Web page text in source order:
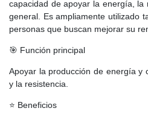
capacidad de apoyar la energía, la
general. Es ampliamente utilizado
personas que buscan mejorar su
🎯 Función principal
Apoyar la producción de energía y
y la resistencia.
⭐ Beneficios